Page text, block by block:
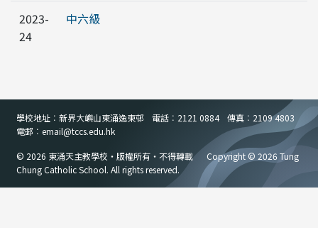
2023-
24
中六級
學校地址︰新界大嶼山東涌逸東邨 電話︰2121 0884
傳真︰2109 4803
電郵︰email@tccs.edu.hk
© 2026 東涌天主教學校・版權所有・不得轉載
Copyright © 2026 Tung
Chung Catholic School. All rights reserved.